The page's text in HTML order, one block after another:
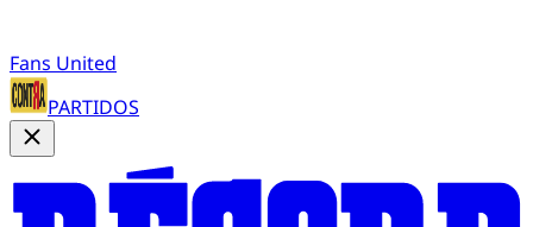
Fans United
PARTIDOS